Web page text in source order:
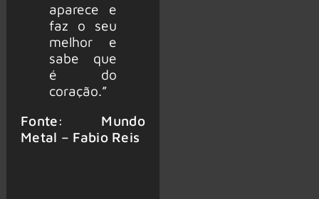
aparece e
faz o seu
melhor e
sabe que
é do
coração.”
Fonte: Mundo
Metal – Fabio Reis